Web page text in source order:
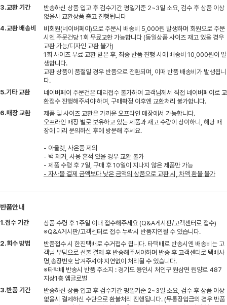
3.교환 기간
반송하신 상품 입고 후 검수기간 평일기준 2~3일 소요, 검수 후 상품 이상
없을시 교환상품 출고 진행됩니다
4.교환 배송비
비회원(네이버페이)으로 주문시 배송비 5,000원 발생하며 회원으로 주문
시엔 주문건당 1회 무료교환 가능합니다 (동일상품 사이즈 재고 있을 경우
교환 가능/디자인 교환 불가)
1회 사이즈 무료 교환 받은 후, 최종 반품 진행 시에 배송비 10,000원이 발
생합니다.
교환 상품이 품절일 경우 반품으로 전환되며, 이때 반품 배송비가 발생됩니
다.
5.기타 교환
네이버페이 주문건은 대리접수 불가하여 고객님께서 직접 네이버페이로 교
환접수 진행해주셔야 하며, 구매확정 이후엔 교환처리 불가합니다.
6.매장 교환
제품 및 사이즈 교환은 가까운 오프라인 매장에서 가능합니다.
오프라인 매장 별로 보유하고 있는 제품과 재고 수량이 상이하니, 해당 매
장에 미리 문의하신 후에 방문해 주세요.
- 아울렛, 사은품 제외
- 택 제거, 사용 흔적 있을 경우 교환 불가
- 제품 수령 후 7일, 구매 후 10일이 지나지 않은 제품만 가능
- 자사몰 결제 금액보다 낮은 금액의 상품으로 교환 시, 차액 환불 불가
반품안내
1.접수 기간
상품 수령 후 1주일 이내 접수해주세요 (Q&A게시판/고객센터로 접수)
※Q&A게시판/고객센터로 접수 누락시 반품지연될 수 있습니다.
2.회수 방법
반품접수 시 한진택배로 수거접수 됩니다. 타택배로 반송시엔 배송비는 고
객님 부담으로 선불 결제 후 반송해주셔야하며 반송 후 고객센터로 택배사
명,송장번호 남겨주셔야 지연없이 처리될 수 있습니다.
※타택배 반송시 반품 주소지 : 경기도 용인시 처인구 원삼면 원양로 487
지상1층 엠글로벌
3.반품 기간
반송하신 상품 입고 후 검수기간 평일기준 2~3일 소요, 검수 후 상품 이상
없을시 결제하신 수단으로 환불처리 진행됩니다. (무통장입금의 경우 반품